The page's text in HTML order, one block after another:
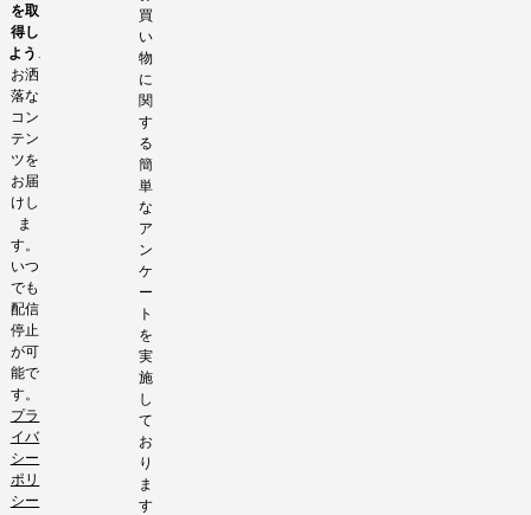
を取
得し
よう .
お洒
落な
コン
テン
ツを
お届
けし
ま
す。
いつ
でも
配信
停止
が可
能で
す。
プラ
イバ
シー
ポリ
シー
買
い
物
に
関
す
る
簡
単
な
ア
ン
ケ
ー
ト
を
実
施
し
て
お
り
ま
す